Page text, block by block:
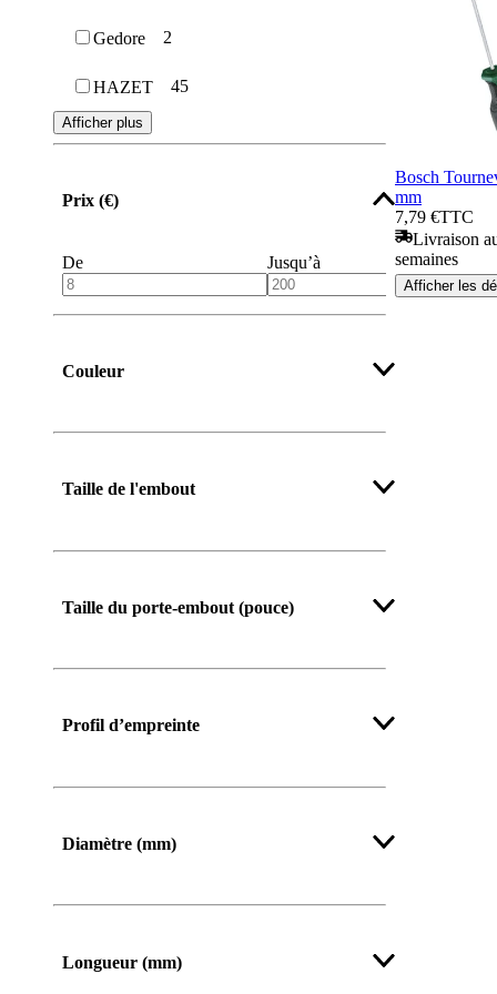
Gedore 2
HAZET 45
Afficher plus
Prix (€)
De Jusqu’à
Couleur
Taille de l'embout
Taille du porte-embout (pouce)
Profil d’empreinte
Diamètre (mm)
Longueur (mm)
Bosch
mm
7,79 €TTC
Livraison
semaines
Afficher les